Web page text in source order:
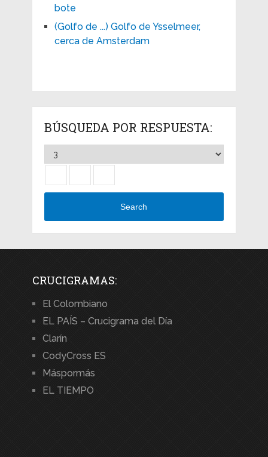
bote
(Golfo de ...) Golfo de Ysselmeer,
cerca de Amsterdam
BÚSQUEDA POR RESPUESTA:
Search
CRUCIGRAMAS:
El Colombiano
EL PAÍS – Crucigrama del Día
Clarín
CodyCross ES
Máspormás
EL TIEMPO